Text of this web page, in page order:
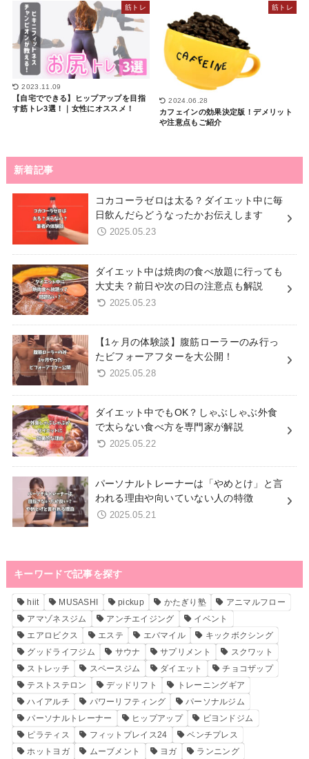
筋トレ
2023.11.09
【自宅でできる】ヒップアップを目指
す筋トレ3選！｜女性にオススメ！
筋トレ
2024.06.28
カフェインの効果決定版！デメリット
や注意点もご紹介
新着記事
コカコーラゼロは太る？ダイエット中に毎
日飲んだらどうなったかお伝えします
2025.05.23
ダイエット中は焼肉の食べ放題に行っても
大丈夫？前日や次の日の注意点も解説
2025.05.23
【1ヶ月の体験談】腹筋ローラーのみ行っ
たビフォーアフターを大公開！
2025.05.28
ダイエット中でもOK？しゃぶしゃぶ外食
で太らない食べ方を専門家が解説
2025.05.22
パーソナルトレーナーは「やめとけ」と言
われる理由や向いていない人の特徴
2025.05.21
キーワードで記事を探す
hiit MUSASHI pickup かたぎり塾
アニマルフロー
アマゾネスジム
アンチエイジング
イベント
エアロビクス
エステ エバマイル
キックボクシング
グッドライフジム
サウナ サプリメント
スクワット
ストレッチ
スペースジム ダイエット
チョコザップ
テストステロン
デッドリフト
トレーニングギア
ハイアルチ
パワーリフティング
パーソナルジム
パーソナルトレーナー
ヒップアップ
ビヨンドジム
ピラティス
フィットプレイス24
ベンチプレス
ホットヨガ
ムーブメント ヨガ ランニング